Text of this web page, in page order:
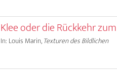
Klee oder die Rückkehr
In: Louis Marin,Texturen des Bildlichen